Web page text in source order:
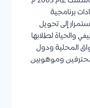
برنامجية
إلى تحويل
والحياة لطلابها
المحلية ودول
وموهوبين